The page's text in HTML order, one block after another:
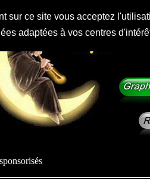
sur ce site vous acceptez
adaptées à vos centres